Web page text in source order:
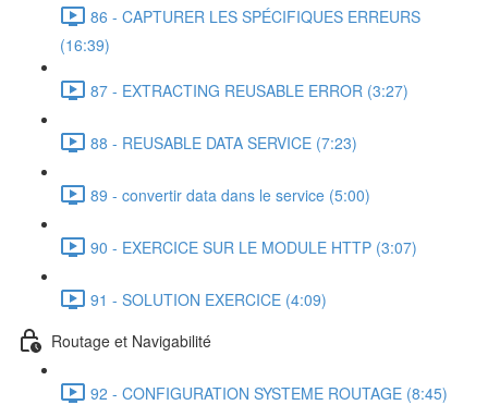
86 - CAPTURER LES SPÉCIFIQUES ERREURS
(16:39)
87 - EXTRACTING REUSABLE ERROR (3:27)
88 - REUSABLE DATA SERVICE (7:23)
89 - convertir data dans le service (5:00)
90 - EXERCICE SUR LE MODULE HTTP (3:07)
91 - SOLUTION EXERCICE (4:09)
Routage et Navigabilité
92 - CONFIGURATION SYSTEME ROUTAGE (8:45)